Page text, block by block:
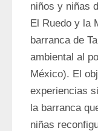
niños y niñas
El Ruedo y la
barranca de
ambiental al
México). El
experiencias
la barranca
niñas